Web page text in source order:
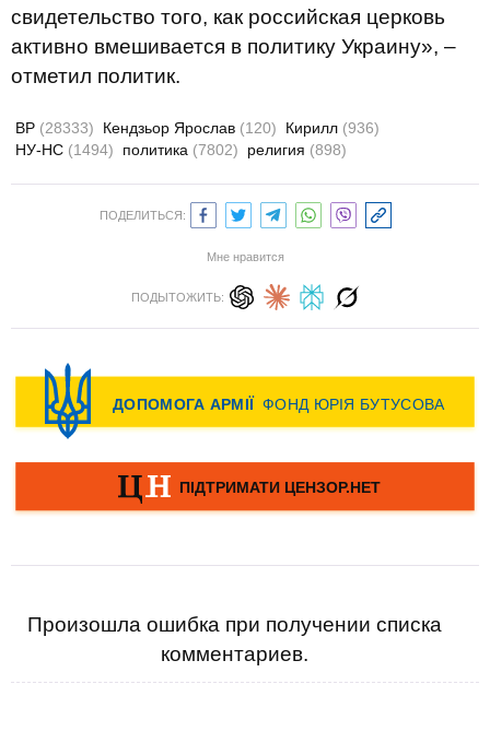
свидетельство того, как российская церковь
активно вмешивается в политику Украину», –
отметил политик.
ВР (28333) Кендзьор Ярослав (120) Кирилл (936)
НУ-НС (1494) политика (7802) религия (898)
ПОДЕЛИТЬСЯ:
Мне нравится
ПОДЫТОЖИТЬ:
Произошла ошибка при получении списка
комментариев.